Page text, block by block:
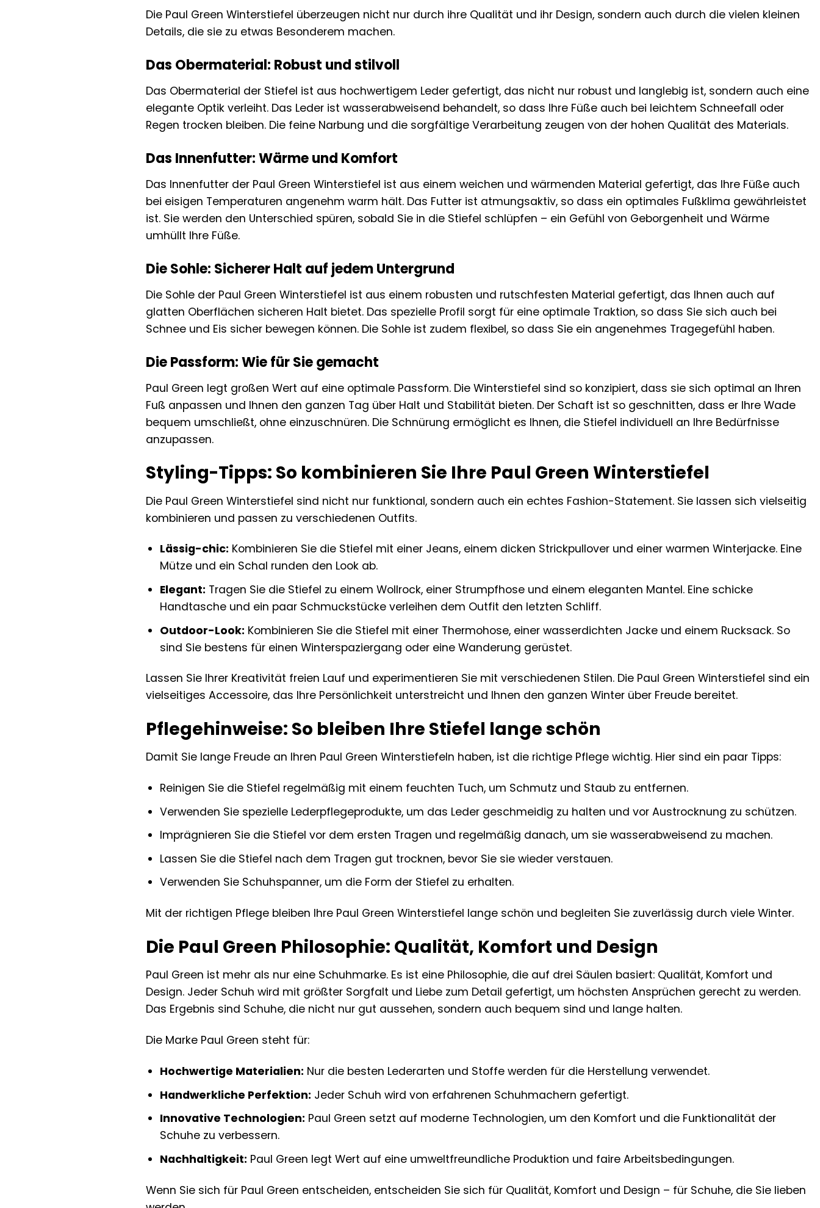
Die Paul Green Winterstiefel überzeugen nicht nur durch ihre Qualität und ihr Design, sondern auch durch die vielen kleinen
Details, die sie zu etwas Besonderem machen.
Das Obermaterial: Robust und stilvoll
Das Obermaterial der Stiefel ist aus hochwertigem Leder gefertigt, das nicht nur robust und langlebig ist, sondern auch eine
elegante Optik verleiht. Das Leder ist wasserabweisend behandelt, so dass Ihre Füße auch bei leichtem Schneefall oder
Regen trocken bleiben. Die feine Narbung und die sorgfältige Verarbeitung zeugen von der hohen Qualität des Materials.
Das Innenfutter: Wärme und Komfort
Das Innenfutter der Paul Green Winterstiefel ist aus einem weichen und wärmenden Material gefertigt, das Ihre Füße auch
bei eisigen Temperaturen angenehm warm hält. Das Futter ist atmungsaktiv, so dass ein optimales Fußklima gewährleistet
ist. Sie werden den Unterschied spüren, sobald Sie in die Stiefel schlüpfen – ein Gefühl von Geborgenheit und Wärme
umhüllt Ihre Füße.
Die Sohle: Sicherer Halt auf jedem Untergrund
Die Sohle der Paul Green Winterstiefel ist aus einem robusten und rutschfesten Material gefertigt, das Ihnen auch auf
glatten Oberflächen sicheren Halt bietet. Das spezielle Profil sorgt für eine optimale Traktion, so dass Sie sich auch bei
Schnee und Eis sicher bewegen können. Die Sohle ist zudem flexibel, so dass Sie ein angenehmes Tragegefühl haben.
Die Passform: Wie für Sie gemacht
Paul Green legt großen Wert auf eine optimale Passform. Die Winterstiefel sind so konzipiert, dass sie sich optimal an Ihren
Fuß anpassen und Ihnen den ganzen Tag über Halt und Stabilität bieten. Der Schaft ist so geschnitten, dass er Ihre Wade
bequem umschließt, ohne einzuschnüren. Die Schnürung ermöglicht es Ihnen, die Stiefel individuell an Ihre Bedürfnisse
anzupassen.
Styling-Tipps: So kombinieren Sie Ihre Paul Green Winterstiefel
Die Paul Green Winterstiefel sind nicht nur funktional, sondern auch ein echtes Fashion-Statement. Sie lassen sich vielseitig
kombinieren und passen zu verschiedenen Outfits.
Lässig-chic: Kombinieren Sie die Stiefel mit einer Jeans, einem dicken Strickpullover und einer warmen Winterjacke. Eine
Mütze und ein Schal runden den Look ab.
Elegant: Tragen Sie die Stiefel zu einem Wollrock, einer Strumpfhose und einem eleganten Mantel. Eine schicke
Handtasche und ein paar Schmuckstücke verleihen dem Outfit den letzten Schliff.
Outdoor-Look: Kombinieren Sie die Stiefel mit einer Thermohose, einer wasserdichten Jacke und einem Rucksack. So
sind Sie bestens für einen Winterspaziergang oder eine Wanderung gerüstet.
Lassen Sie Ihrer Kreativität freien Lauf und experimentieren Sie mit verschiedenen Stilen. Die Paul Green Winterstiefel sind ein
vielseitiges Accessoire, das Ihre Persönlichkeit unterstreicht und Ihnen den ganzen Winter über Freude bereitet.
Pflegehinweise: So bleiben Ihre Stiefel lange schön
Damit Sie lange Freude an Ihren Paul Green Winterstiefeln haben, ist die richtige Pflege wichtig. Hier sind ein paar Tipps:
Reinigen Sie die Stiefel regelmäßig mit einem feuchten Tuch, um Schmutz und Staub zu entfernen.
Verwenden Sie spezielle Lederpflegeprodukte, um das Leder geschmeidig zu halten und vor Austrocknung zu schützen.
Imprägnieren Sie die Stiefel vor dem ersten Tragen und regelmäßig danach, um sie wasserabweisend zu machen.
Lassen Sie die Stiefel nach dem Tragen gut trocknen, bevor Sie sie wieder verstauen.
Verwenden Sie Schuhspanner, um die Form der Stiefel zu erhalten.
Mit der richtigen Pflege bleiben Ihre Paul Green Winterstiefel lange schön und begleiten Sie zuverlässig durch viele Winter.
Die Paul Green Philosophie: Qualität, Komfort und Design
Paul Green ist mehr als nur eine Schuhmarke. Es ist eine Philosophie, die auf drei Säulen basiert: Qualität, Komfort und
Design. Jeder Schuh wird mit größter Sorgfalt und Liebe zum Detail gefertigt, um höchsten Ansprüchen gerecht zu werden.
Das Ergebnis sind Schuhe, die nicht nur gut aussehen, sondern auch bequem sind und lange halten.
Die Marke Paul Green steht für:
Hochwertige Materialien: Nur die besten Lederarten und Stoffe werden für die Herstellung verwendet.
Handwerkliche Perfektion: Jeder Schuh wird von erfahrenen Schuhmachern gefertigt.
Innovative Technologien: Paul Green setzt auf moderne Technologien, um den Komfort und die Funktionalität der
Schuhe zu verbessern.
Nachhaltigkeit: Paul Green legt Wert auf eine umweltfreundliche Produktion und faire Arbeitsbedingungen.
Wenn Sie sich für Paul Green entscheiden, entscheiden Sie sich für Qualität, Komfort und Design – für Schuhe, die Sie lieben